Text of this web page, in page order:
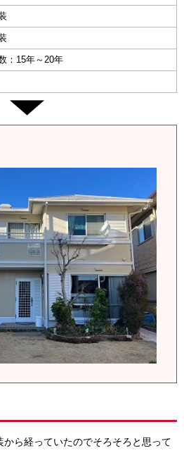
：15年～20年
ら経っていたのでそろそろと思って